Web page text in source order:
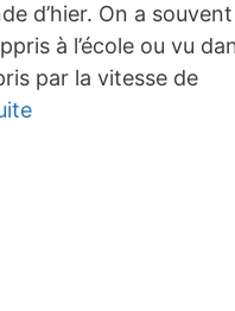
d’hier. On a souvent
à l’école ou vu
par la vitesse de